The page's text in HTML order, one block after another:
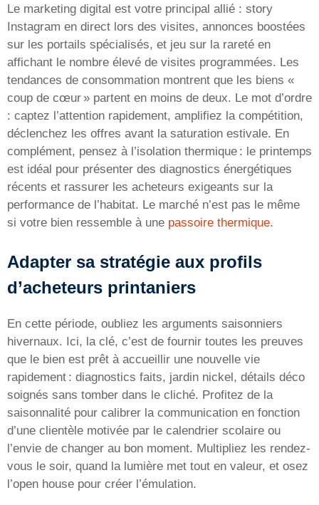
Le marketing digital est votre principal allié : story
Instagram en direct lors des visites, annonces boostées
sur les portails spécialisés, et jeu sur la rareté en
affichant le nombre élevé de visites programmées. Les
tendances de consommation montrent que les biens «
coup de cœur » partent en moins de deux. Le mot d’ordre
: captez l’attention rapidement, amplifiez la compétition,
déclenchez les offres avant la saturation estivale. En
complément, pensez à l’isolation thermique : le printemps
est idéal pour présenter des diagnostics énergétiques
récents et rassurer les acheteurs exigeants sur la
performance de l’habitat. Le marché n’est pas le même
si votre bien ressemble à une passoire thermique.
Adapter sa stratégie aux profils
d’acheteurs printaniers
En cette période, oubliez les arguments saisonniers
hivernaux. Ici, la clé, c’est de fournir toutes les preuves
que le bien est prêt à accueillir une nouvelle vie
rapidement : diagnostics faits, jardin nickel, détails déco
soignés sans tomber dans le cliché. Profitez de la
saisonnalité pour calibrer la communication en fonction
d’une clientèle motivée par le calendrier scolaire ou
l’envie de changer au bon moment. Multipliez les rendez-
vous le soir, quand la lumière met tout en valeur, et osez
l’open house pour créer l’émulation.